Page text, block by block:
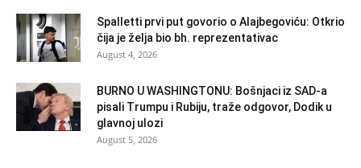
Spalletti prvi put govorio o Alajbegoviću: Otkrio
čija je želja bio bh. reprezentativac
August 4, 2026
BURNO U WASHINGTONU: Bošnjaci iz SAD-a
pisali Trumpu i Rubiju, traže odgovor, Dodik u
glavnoj ulozi
August 5, 2026